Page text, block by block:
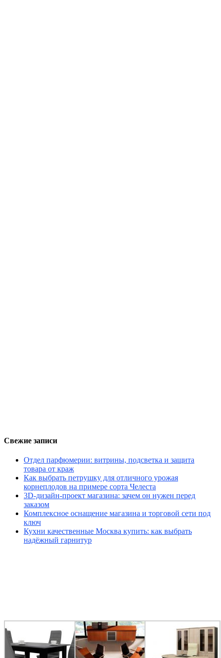
Свежие записи
Отдел парфюмерии: витрины, подсветка и защита
товара от краж
Как выбрать петрушку для отличного урожая
корнеплодов на примере сорта Челеста
3D-дизайн-проект магазина: зачем он нужен перед
заказом
Комплексное оснащение магазина и торговой сети под
ключ
Кухни качественные Москва купить: как выбрать
надёжный гарнитур